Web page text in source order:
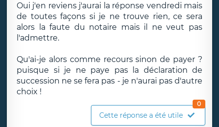
Oui j'en reviens j'aurai la réponse vendredi mais
de toutes façons si je ne trouve rien, ce sera
alors la faute du notaire mais il ne veut pas
l'admettre.
Qu'ai-je alors comme recours sinon de payer ?
puisque si je ne paye pas la déclaration de
succession ne se fera pas - je n'aurai pas d'autre
choix !
Cette réponse a été utile
0